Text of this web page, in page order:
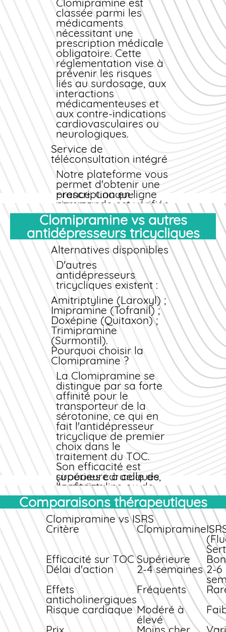
l'attente peuvent être
contraignants. En
ligne, tout est plus
rapide : commande en
5 minutes, validation
sous 24h, livraison
sous 48h. Vous
économisez du temps
et de l'argent.
Sécurité et conformité
NotrePharmacie des
Bainsest agréée par
l'Agence Régionale de
Santé (ARS) et
respecte toutes les
normes de pharmacie
en ligne en vigueur en
France. Chaque
commande est vérifiée
par un pharmacien
diplômé d'État,
garantissant votre
sécurité sanitaire.
classée parmi les
médicaments
nécessitant une
prescription médicale
obligatoire. Cette
réglementation vise à
prévenir les risques
liés au surdosage, aux
interactions
médicamenteuses et
aux contre-indications
cardiovasculaires ou
neurologiques.
Service de
téléconsultation intégré
Notre plateforme vous
permet d'obtenir une
prescriptionen ligne
via une
téléconsultation
médicale sécurisée.
Vous remplissez un
questionnaire détaillé
sur vos antécédents,
vos traitements en
cours et vos
symptômes. Un
médecin partenaire
examine votre dossier
et, si votre profil le
permet, délivre une
ordonnance
électronique. Ce
processus est
conforme au cadre
légal français et
garantit votre sécurité.
Pourquoi ce cadre strict
Les antidépresseurs
tricycliques comme la
Clomipramine peuvent
induire des effets
indésirables sérieux
(troubles cardiaques,
confusion,
convulsions). Le
contrôle médical
assure une utilisation
appropriée et un suivi
adapté de votre état
Clomipramine vs autres
antidépresseurs tricycliques
Alternatives disponibles
D'autres
antidépresseurs
tricycliques existent :
Amitriptyline (Laroxyl) ;
Imipramine (Tofranil) ;
Doxépine (Quitaxon) ;
Trimipramine
(Surmontil).
Pourquoi choisir la
Clomipramine ?
La Clomipramine se
distingue par sa forte
affinité pour le
transporteur de la
sérotonine, ce qui en
fait l'antidépresseur
tricyclique de premier
choix dans le
traitement du TOC.
Son efficacité est
supérieure à celle de
l'amitriptyline ou de
l'imipramine pour ce
type d'indication
spécifique.
Profil de tolérance
Comme tous les
tricycliques, la
Clomipramine
présente des effets
anticholinergiques
(sécheresse buccale,
constipation, rétention
urinaire). Toutefois,
elle est généralement
Comparaisons thérapeutiques
Clomipramine vs ISRS
Critère Clomipramine
Efficacité sur TOCSupérieure
Délai d'action 2-4 semaines 2-6
Effets
anticholinergiques
Fréquents
Risque cardiaque Modéré à
élevé